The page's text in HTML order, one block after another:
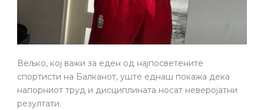
Вељко, кој важи за еден од најпосветените
спортисти на Балканот, уште еднаш покажа дека
напорниот труд и дисциплината носат неверојатни
резултати.